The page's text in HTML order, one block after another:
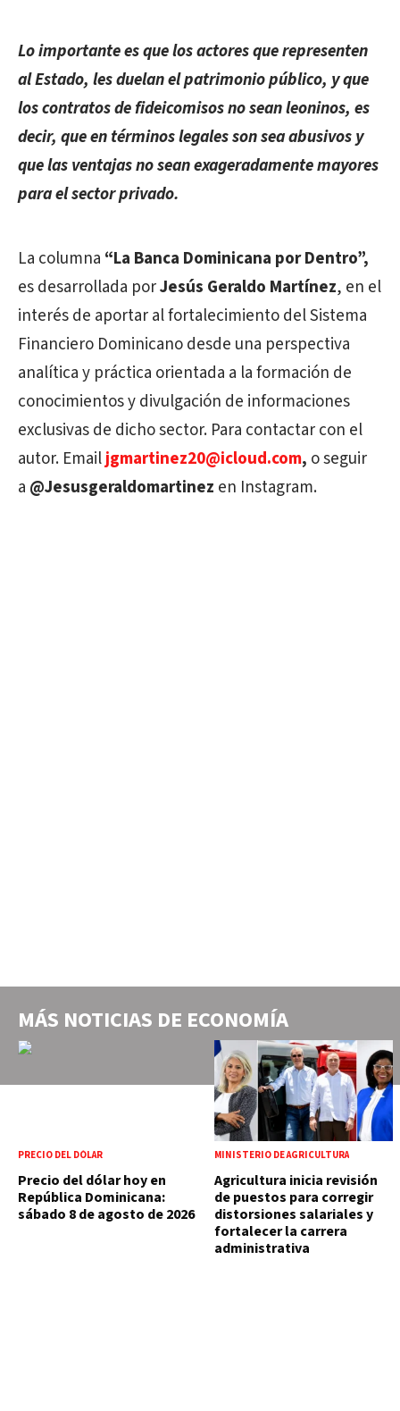
Lo importante es que los actores que representen
al Estado, les duelan el patrimonio público, y que
los contratos de fideicomisos no sean leoninos, es
decir, que en términos legales son sea abusivos y
que las ventajas no sean exageradamente mayores
para el sector privado.
La columna “La Banca Dominicana por Dentro”,
es desarrollada porJesús Geraldo Martínez, en el
interés de aportar al fortalecimiento del Sistema
Financiero Dominicano desde una perspectiva
analítica y práctica orientada a la formación de
conocimientos y divulgación de informaciones
exclusivas de dicho sector. Para contactar con el
autor. Emailjgmartinez20@icloud.com, o seguir
a @Jesusgeraldomartinez en Instagram.
MÁS NOTICIAS DE ECONOMÍA
PRECIO DEL DÓLAR
Precio del dólar hoy en
República Dominicana:
sábado 8 de agosto de 2026
MINISTERIO DE AGRICULTURA
Agricultura inicia revisión
de puestos para corregir
distorsiones salariales y
fortalecer la carrera
administrativa